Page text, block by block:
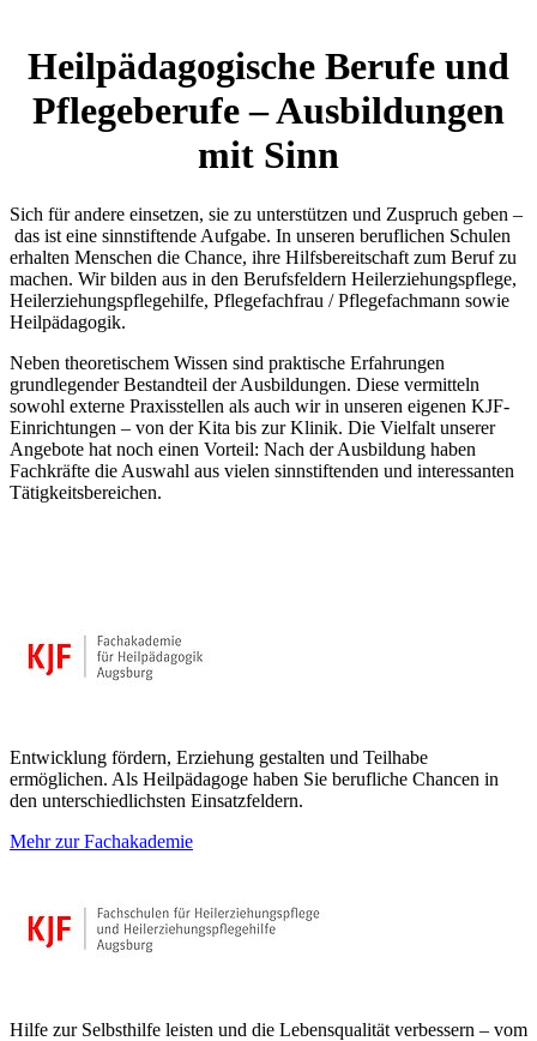
Heilpädagogische Berufe und
Pflegeberufe – Ausbildungen
mit Sinn
Sich für andere einsetzen, sie zu unterstützen und Zuspruch geben –
das ist eine sinnstiftende Aufgabe. In unseren beruflichen Schulen
erhalten Menschen die Chance, ihre Hilfsbereitschaft zum Beruf zu
machen. Wir bilden aus in den Berufsfeldern Heilerziehungspflege,
Heilerziehungspflegehilfe, Pflegefachfrau / Pflegefachmann sowie
Heilpädagogik.
Neben theoretischem Wissen sind praktische Erfahrungen
grundlegender Bestandteil der Ausbildungen. Diese vermitteln
sowohl externe Praxisstellen als auch wir in unseren eigenen KJF-
Einrichtungen – von der Kita bis zur Klinik. Die Vielfalt unserer
Angebote hat noch einen Vorteil: Nach der Ausbildung haben
Fachkräfte die Auswahl aus vielen sinnstiftenden und interessanten
Tätigkeitsbereichen.
Entwicklung fördern, Erziehung gestalten und Teilhabe
ermöglichen. Als Heilpädagoge haben Sie berufliche Chancen in
den unterschiedlichsten Einsatzfeldern.
Mehr zur Fachakademie
Hilfe zur Selbsthilfe leisten und die Lebensqualität verbessern – vom